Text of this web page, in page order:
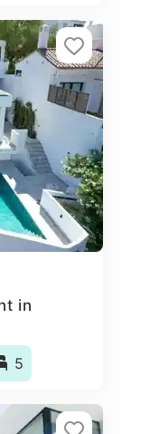
in
5